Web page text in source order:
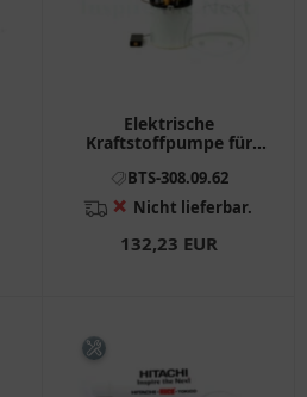
Elektrische
Kraftstoffpumpe für
BTS-308.09.62
❌ Nicht lieferbar.
132,23 EUR